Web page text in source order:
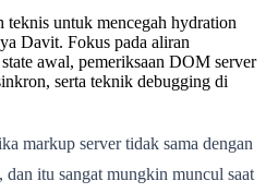
untuk mencegah hydration
Davit. Fokus pada aliran
awal, pemeriksaan DOM server
serta teknik debugging di
markup server tidak sama dengan
itu sangat mungkin muncul saat